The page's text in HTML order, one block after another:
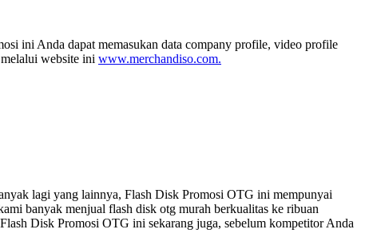
ini Anda dapat memasukan data company profile, video profile
website ini www.merchandiso.com.
lagi yang lainnya, Flash Disk Promosi OTG ini mempunyai
banyak menjual flash disk otg murah berkualitas ke ribuan
Disk Promosi OTG ini sekarang juga, sebelum kompetitor Anda